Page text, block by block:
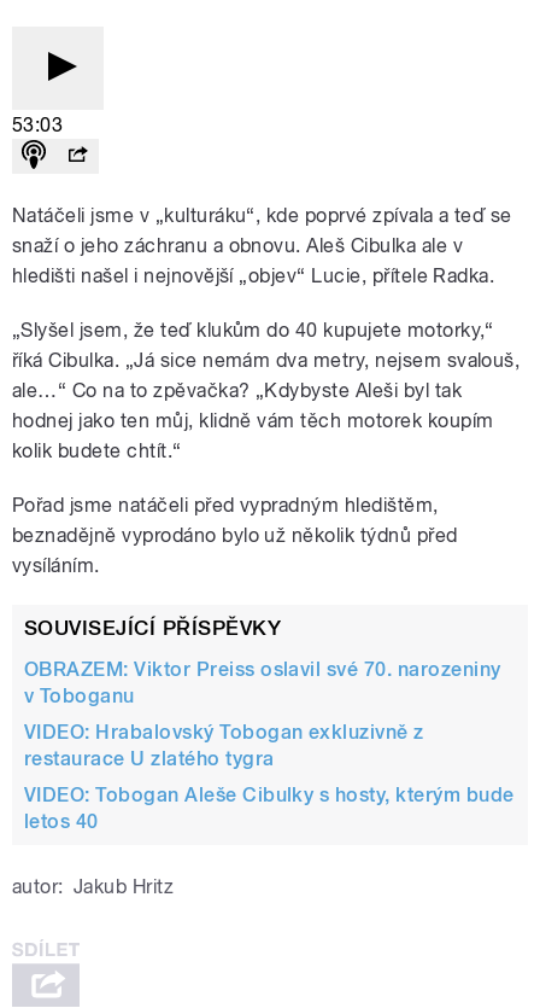
53:03
Natáčeli jsme v „kulturáku“, kde poprvé zpívala a teď se
snaží o jeho záchranu a obnovu. Aleš Cibulka ale v
hledišti našel i nejnovější „objev“ Lucie, přítele Radka.
„Slyšel jsem, že teď klukům do 40 kupujete motorky,“
říká Cibulka. „Já sice nemám dva metry, nejsem svalouš,
ale…“ Co na to zpěvačka? „Kdybyste Aleši byl tak
hodnej jako ten můj, klidně vám těch motorek koupím
kolik budete chtít.“
Pořad jsme natáčeli před vypradným hledištěm,
beznadějně vyprodáno bylo už několik týdnů před
vysíláním.
SOUVISEJÍCÍ PŘÍSPĚVKY
OBRAZEM: Viktor Preiss oslavil své 70. narozeniny
v Toboganu
VIDEO: Hrabalovský Tobogan exkluzivně z
restaurace U zlatého tygra
VIDEO: Tobogan Aleše Cibulky s hosty, kterým bude
letos 40
autor: Jakub Hritz